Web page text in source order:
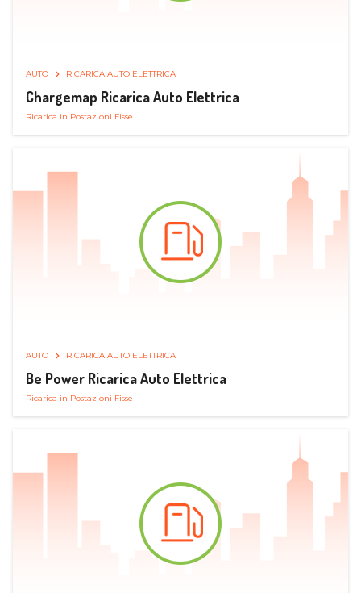
AUTO RICARICA AUTO ELETTRICA
Chargemap Ricarica Auto Elettrica
Ricarica in Postazioni Fisse
AUTO RICARICA AUTO ELETTRICA
Be Power Ricarica Auto Elettrica
Ricarica in Postazioni Fisse